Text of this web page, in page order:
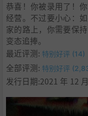
恭喜！你被录用了！
经营。不过要小心：
家的路上，你需要保
变态追捧。
最近评测: 特别好评 (14)
全部评测: 特别好评
发行日期:2021 年 12